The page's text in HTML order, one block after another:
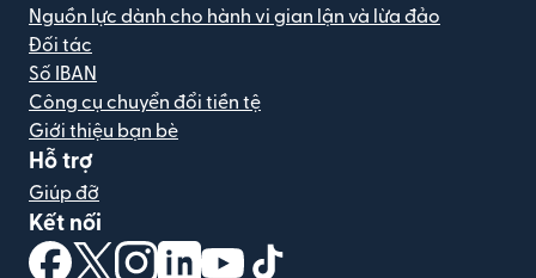
Nguồn lực dành cho hành vi gian lận và lừa đảo
Đối tác
Số IBAN
Công cụ chuyển đổi tiền tệ
Giới thiệu bạn bè
Hỗ trợ
Giúp đỡ
Kết nối
(mở trong cửa sổ mới)
(mở trong cửa sổ mới)
(mở trong cửa sổ mới)
(mở trong cửa sổ mới)
(mở trong cửa sổ mới)